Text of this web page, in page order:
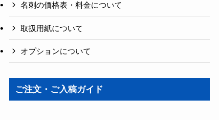
名刺の価格表・料金について
取扱用紙について
オプションについて
ご注文・ご入稿ガイド